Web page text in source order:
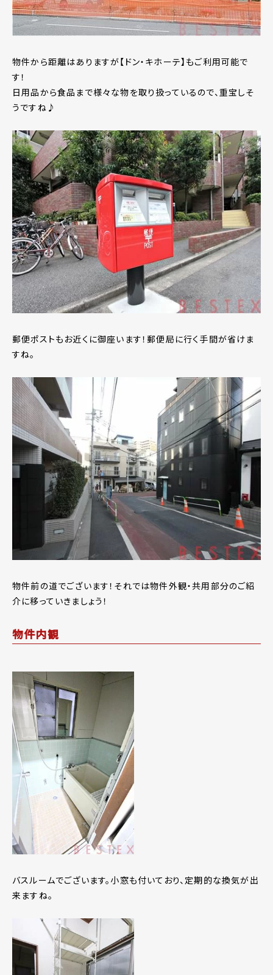
物件から距離はありますが【ドン・キホーテ】もご利用可能で
す！
日用品から食品まで様々な物を取り扱っているので、重宝しそ
うですね♪
郵便ポストもお近くに御座います！郵便局に行く手間が省けま
すね。
物件前の道でございます！それでは物件外観・共用部分のご紹
介に移っていきましょう！
物件内観
バスルームでございます。小窓も付いており、定期的な換気が出
来ますね。